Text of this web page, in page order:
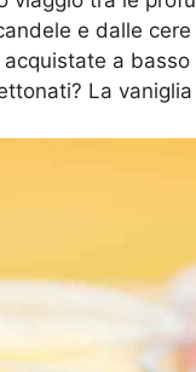
e dalle
a
La